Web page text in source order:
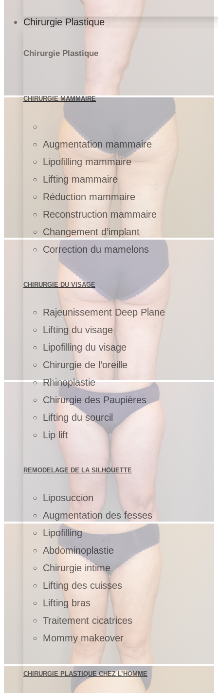
Chirurgie Plastique
Chirurgie Plastique
CHIRURGIE MAMMAIRE
Augmentation mammaire
Lipofilling mammaire
Lifting mammaire
Réduction mammaire
Reconstruction mammaire
Changement d’implant
Correction du mamelons
CHIRURGIE DU VISAGE
Rajeunissement Deep Plane
Lifting du visage
Lipofilling du visage
Chirurgie de l’oreille
Rhinoplastie
Chirurgie des Paupières
Lifting du sourcil
Lip lift
REMODELAGE DE LA SILHOUETTE
Liposuccion
Augmentation des fesses
Lipofilling
Abdominoplastie
Chirurgie intime
Lifting des cuisses
Lifting bras
Traitement cicatrices
Mommy makeover
CHIRURGIE PLASTIQUE CHEZ L’HOMME